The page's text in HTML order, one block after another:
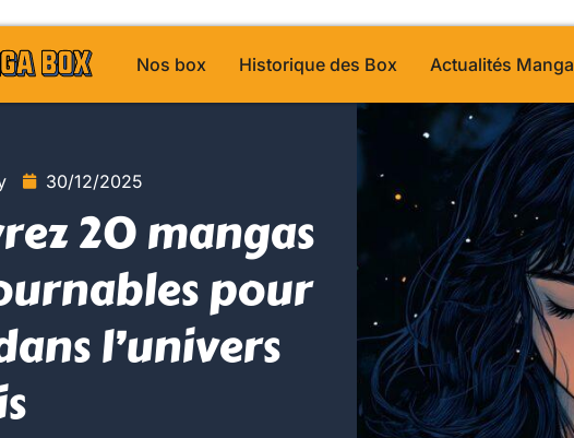
Nos box Historique des Box Actualités Manga
30/12/2025
20 mangas
pour
l’univers